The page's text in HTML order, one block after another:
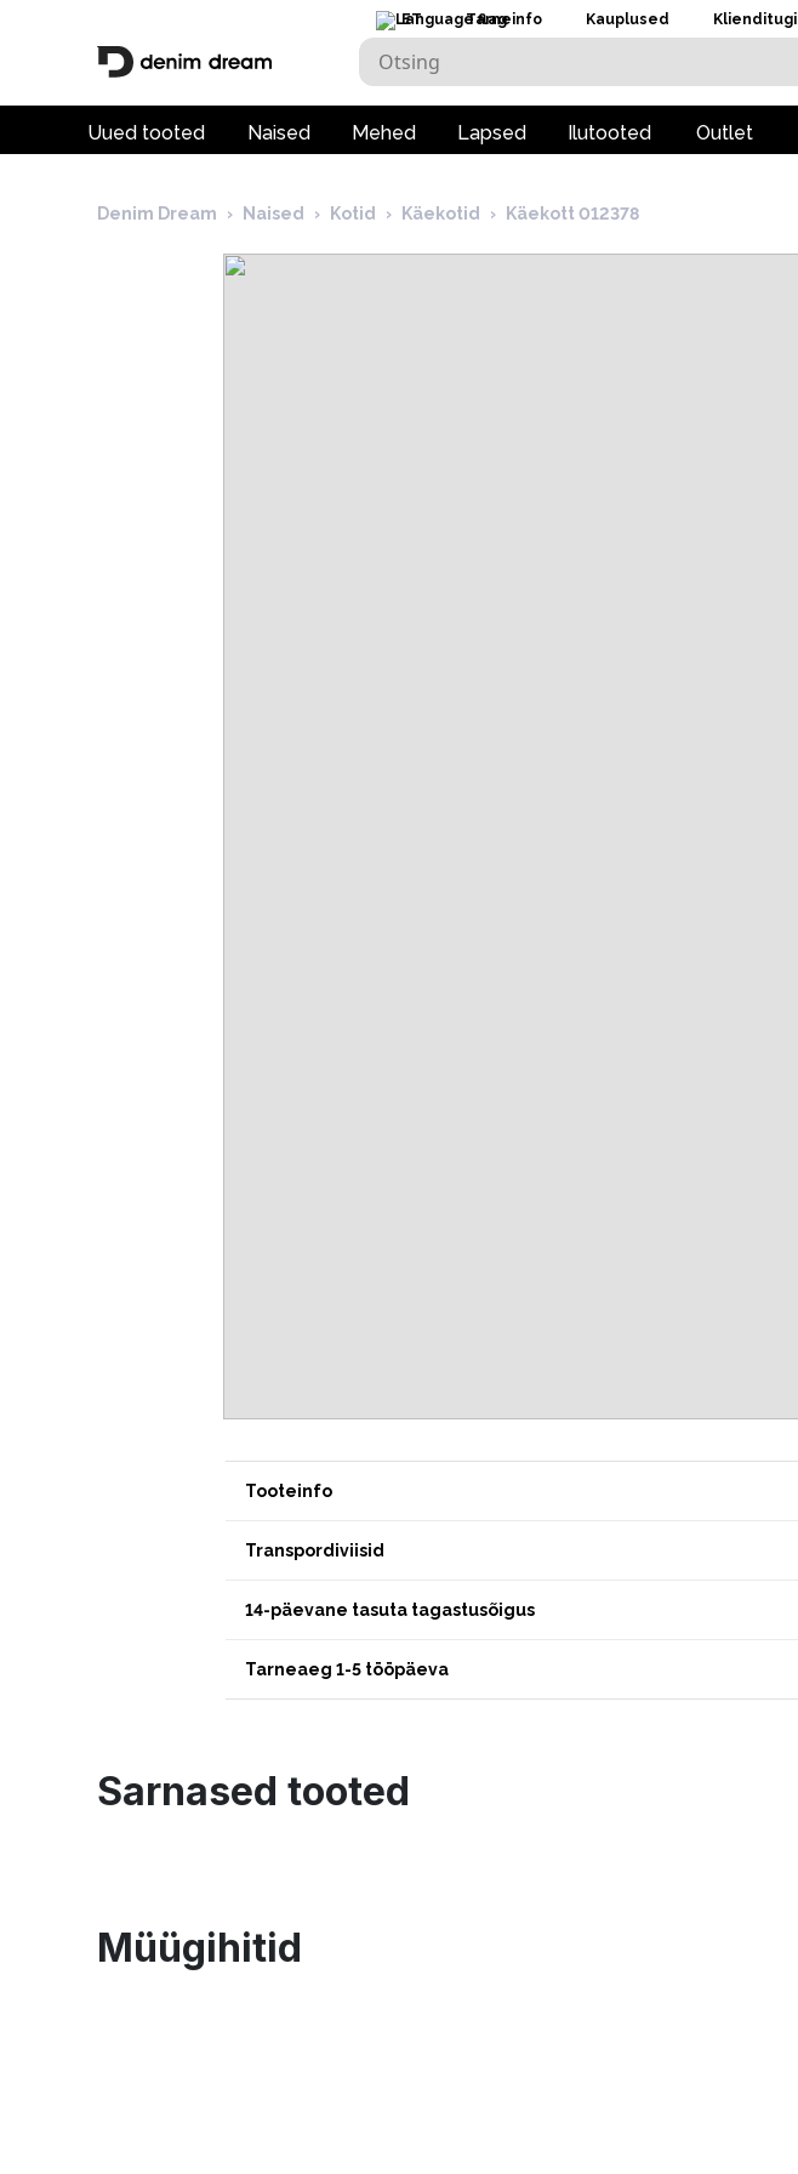
ET Tarneinfo Kauplused Klienditugi
Uued tooted Naised Mehed Lapsed Ilutooted Outlet
Denim Dream › Naised › Kotid › Käekotid › Käekott 012378
Tooteinfo
Transpordiviisid
14-päevane tasuta tagastusõigus
Tarneaeg 1-5 tööpäeva
Sarnased tooted
Müügihitid